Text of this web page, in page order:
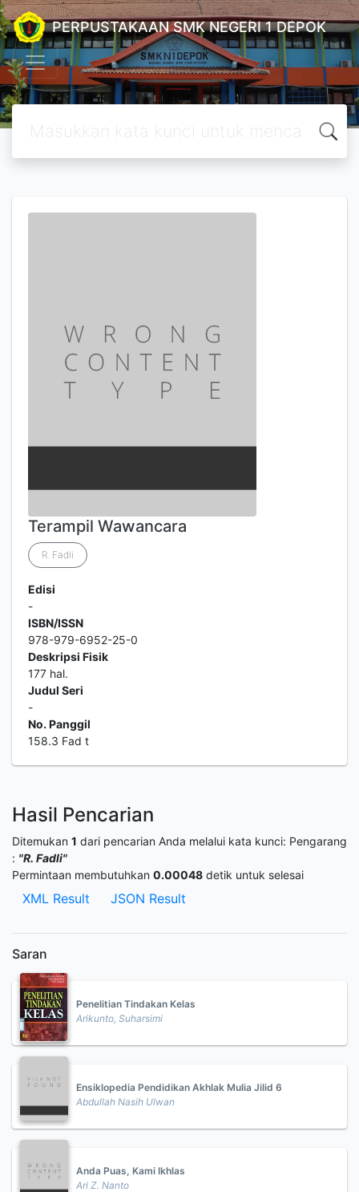
PERPUSTAKAAN SMK NEGERI 1 DEPOK
Terampil Wawancara
R. Fadli
Edisi
-
ISBN/ISSN
978-979-6952-25-0
Deskripsi Fisik
177 hal.
Judul Seri
-
No. Panggil
158.3 Fad t
Hasil Pencarian
Ditemukan 1 dari pencarian Anda melalui kata kunci: Pengarang
: "R. Fadli"
Permintaan membutuhkan 0.00048 detik untuk selesai
XML Result JSON Result
Saran
Penelitian Tindakan Kelas
Arikunto, Suharsimi
Ensiklopedia Pendidikan Akhlak Mulia Jilid 6
Abdullah Nasih Ulwan
Anda Puas, Kami Ikhlas
Ari Z. Nanto